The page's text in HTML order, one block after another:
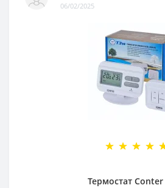
06/02/2025
Термостат Conter